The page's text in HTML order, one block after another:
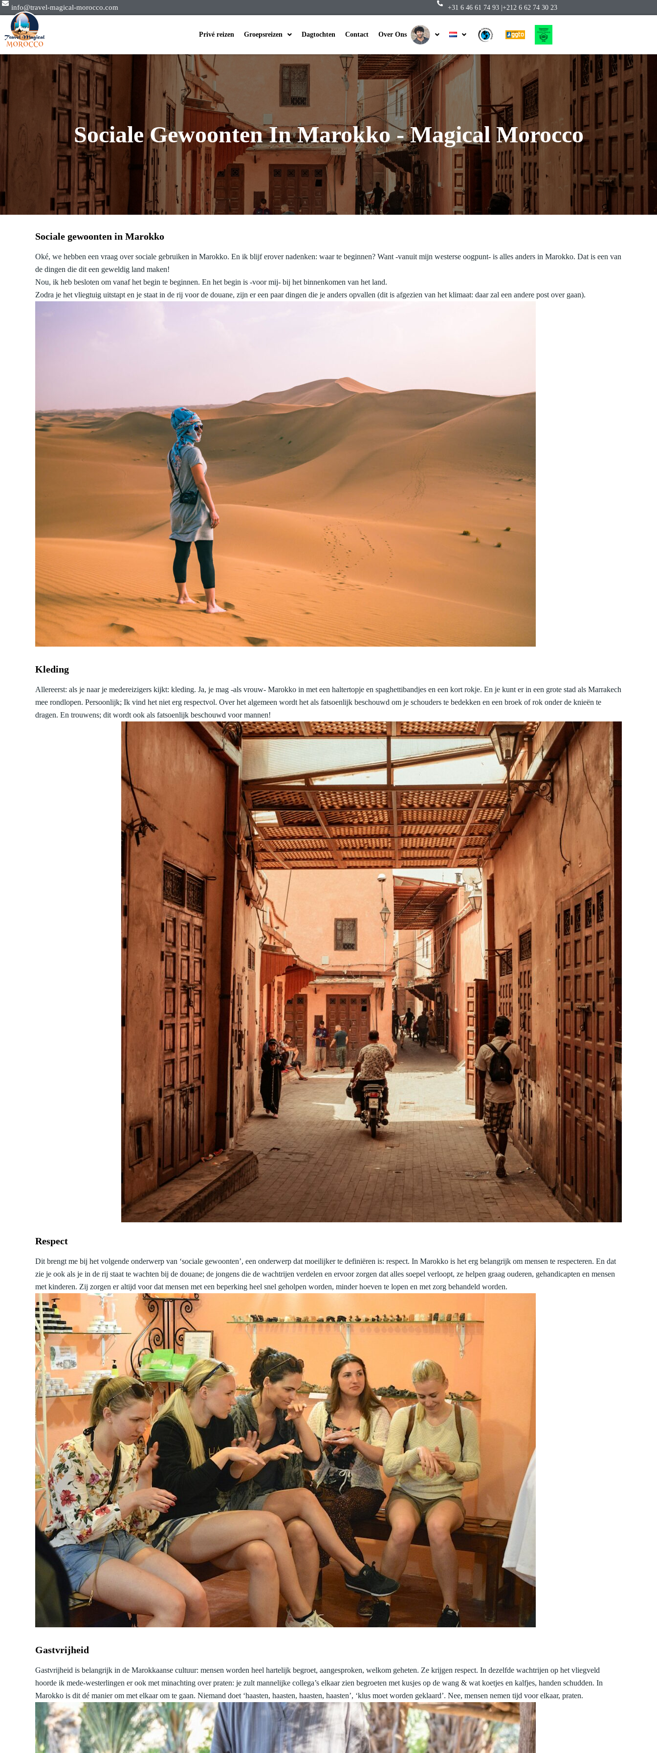
info@travel-magical-morocco.com +31 6 46 61 74 93 | +212 6 62 74 30 23
Privé reizen Groepsreizen Dagtochten Contact Over Ons
Sociale Gewoonten In Marokko - Magical Morocco
Sociale gewoonten in Marokko
Oké, we hebben een vraag over sociale gebruiken in Marokko. En ik blijf erover nadenken: waar te beginnen? Want -vanuit mijn westerse oogpunt- is alles anders in Marokko. Dat is een van
de dingen die dit een geweldig land maken!
Nou, ik heb besloten om vanaf het begin te beginnen. En het begin is -voor mij- bij het binnenkomen van het land.
Zodra je het vliegtuig uitstapt en je staat in de rij voor de douane, zijn er een paar dingen die je anders opvallen (dit is afgezien van het klimaat: daar zal een andere post over gaan).
Kleding
Allereerst: als je naar je medereizigers kijkt: kleding. Ja, je mag -als vrouw- Marokko in met een haltertopje en spaghettibandjes en een kort rokje. En je kunt er in een grote stad als Marrakech
mee rondlopen. Persoonlijk; Ik vind het niet erg respectvol. Over het algemeen wordt het als fatsoenlijk beschouwd om je schouders te bedekken en een broek of rok onder de knieën te
dragen. En trouwens; dit wordt ook als fatsoenlijk beschouwd voor mannen!
Respect
Dit brengt me bij het volgende onderwerp van ‘sociale gewoonten’, een onderwerp dat moeilijker te definiëren is: respect. In Marokko is het erg belangrijk om mensen te respecteren. En dat
zie je ook als je in de rij staat te wachten bij de douane; de jongens die de wachtrijen verdelen en ervoor zorgen dat alles soepel verloopt, ze helpen graag ouderen, gehandicapten en mensen
met kinderen. Zij zorgen er altijd voor dat mensen met een beperking heel snel geholpen worden, minder hoeven te lopen en met zorg behandeld worden.
Gastvrijheid
Gastvrijheid is belangrijk in de Marokkaanse cultuur: mensen worden heel hartelijk begroet, aangesproken, welkom geheten. Ze krijgen respect. In dezelfde wachtrijen op het vliegveld
hoorde ik mede-westerlingen er ook met minachting over praten: je zult mannelijke collega’s elkaar zien begroeten met kusjes op de wang & wat koetjes en kalfjes, handen schudden. In
Marokko is dit dé manier om met elkaar om te gaan. Niemand doet ‘haasten, haasten, haasten, haasten’, ‘klus moet worden geklaard’. Nee, mensen nemen tijd voor elkaar, praten.